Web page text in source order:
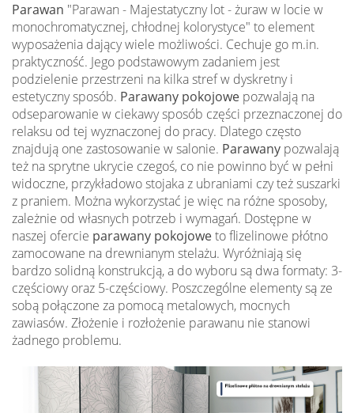
Parawan "Parawan - Majestatyczny lot - żuraw w locie w
monochromatycznej, chłodnej kolorystyce" to element
wyposażenia dający wiele możliwości. Cechuje go m.in.
praktyczność. Jego podstawowym zadaniem jest
podzielenie przestrzeni na kilka stref w dyskretny i
estetyczny sposób. Parawany pokojowe pozwalają na
odseparowanie w ciekawy sposób części przeznaczonej do
relaksu od tej wyznaczonej do pracy. Dlatego często
znajdują one zastosowanie w salonie. Parawany pozwalają
też na sprytne ukrycie czegoś, co nie powinno być w pełni
widoczne, przykładowo stojaka z ubraniami czy też suszarki
z praniem. Można wykorzystać je więc na różne sposoby,
zależnie od własnych potrzeb i wymagań. Dostępne w
naszej ofercie parawany pokojoweto flizelinowe płótno
zamocowane na drewnianym stelażu. Wyróżniają się
bardzo solidną konstrukcją, a do wyboru są dwa formaty: 3-
częściowy oraz 5-częściowy. Poszczególne elementy są ze
sobą połączone za pomocą metalowych, mocnych
zawiasów. Złożenie i rozłożenie parawanu nie stanowi
żadnego problemu.